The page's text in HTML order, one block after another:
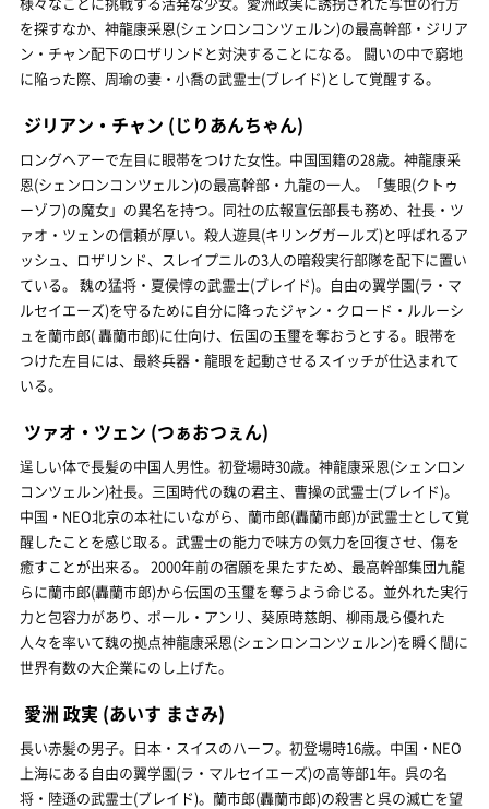
を探すなか、神龍康采恩(シェンロンコンツェルン)の最高幹部・ジリア
ン・チャン配下のロザリンドと対決することになる。 闘いの中で窮地
に陥った際、周瑜の妻・小喬の武霊士(ブレイド)として覚醒する。
ジリアン・チャン (じりあんちゃん)
ロングヘアーで左目に眼帯をつけた女性。中国国籍の28歳。神龍康采
恩(シェンロンコンツェルン)の最高幹部・九龍の一人。「隻眼(クトゥ
ーゾフ)の魔女」の異名を持つ。同社の広報宣伝部長も務め、社長・ツ
ァオ・ツェンの信頼が厚い。殺人遊具(キリングガールズ)と呼ばれるア
ッシュ、ロザリンド、スレイプニルの3人の暗殺実行部隊を配下に置い
ている。 魏の猛将・夏侯惇の武霊士(ブレイド)。自由の翼学園(ラ・マ
ルセイエーズ)を守るために自分に降ったジャン・クロード・ルルーシ
ュを蘭市郎( 轟蘭市郎)に仕向け、伝国の玉璽を奪おうとする。眼帯を
つけた左目には、最終兵器・龍眼を起動させるスイッチが仕込まれて
いる。
ツァオ・ツェン (つぁおつぇん)
逞しい体で長髪の中国人男性。初登場時30歳。神龍康采恩(シェンロン
コンツェルン)社長。三国時代の魏の君主、曹操の武霊士(ブレイド)。
中国・NEO北京の本社にいながら、蘭市郎(轟蘭市郎)が武霊士として覚
醒したことを感じ取る。武霊士の能力で味方の気力を回復させ、傷を
癒すことが出来る。 2000年前の宿願を果たすため、最高幹部集団九龍
らに蘭市郎(轟蘭市郎)から伝国の玉璽を奪うよう命じる。並外れた実行
力と包容力があり、ポール・アンリ、葵原時慈朗、柳雨晟ら優れた
人々を率いて魏の拠点神龍康采恩(シェンロンコンツェルン)を瞬く間に
世界有数の大企業にのし上げた。
愛洲 政実 (あいす まさみ)
長い赤髪の男子。日本・スイスのハーフ。初登場時16歳。中国・NEO
上海にある自由の翼学園(ラ・マルセイエーズ)の高等部1年。呉の名
将・陸遜の武霊士(ブレイド)。蘭市郎(轟蘭市郎)の殺害と呉の滅亡を望